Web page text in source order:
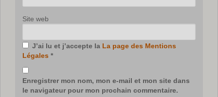
Site web
J’ai lu et j’accepte la La page des Mentions
Légales *
Enregistrer mon nom, mon e-mail et mon site dans
le navigateur pour mon prochain commentaire.